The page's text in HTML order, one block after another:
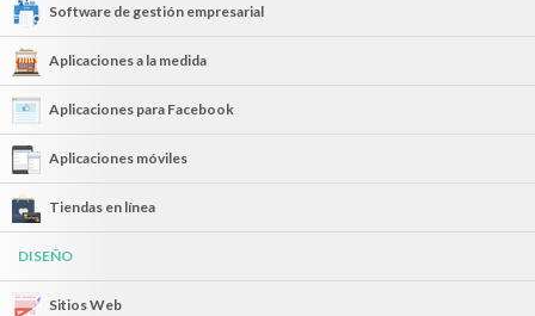
Software de gestión empresarial
Aplicaciones a la medida
Aplicaciones para Facebook
Aplicaciones móviles
Tiendas en línea
DISEÑO
Sitios Web